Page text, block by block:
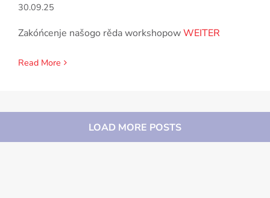
30.09.25
Zakóńcenje našogo rěda workshopowWEITER
Read More
LOAD MORE POSTS